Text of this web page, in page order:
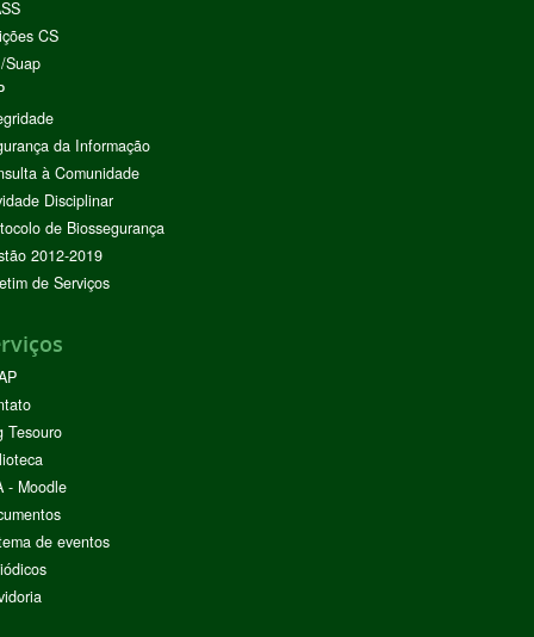
CS
Suap
da Informação
à Comunidade
Disciplinar
de Biossegurança
2012-2019
de Serviços
Tesouro
- Moodle
de eventos